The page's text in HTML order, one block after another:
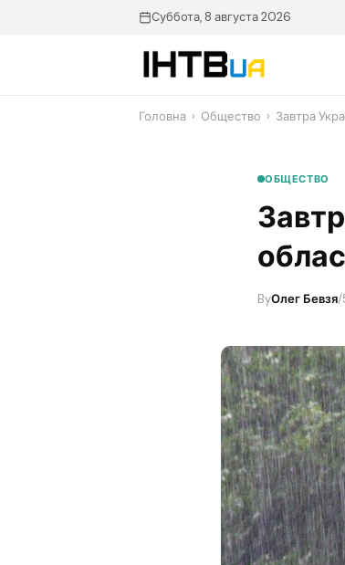
Суббота, 8 августа 2026
Головна › Общество › Завтра
ОБЩЕСТВО
ByОлег Бевзя/